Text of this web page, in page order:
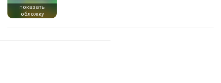
показать
обложку